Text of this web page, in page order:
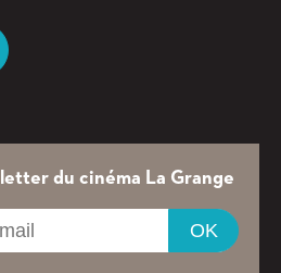
du cinéma La Grange
OK